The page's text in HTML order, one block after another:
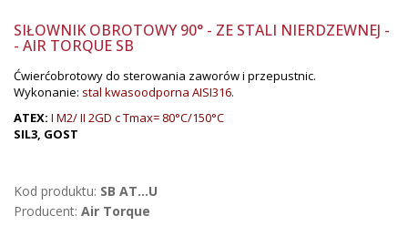
SIŁOWNIK OBROTOWY 90° - ZE STALI NIERDZEWNEJ -
- AIR TORQUE SB
Ćwierćobrotowy do sterowania zaworów i przepustnic.
Wykonanie: stal kwasoodporna AISI316.
ATEX: I M2/ II 2GD c Tmax= 80°C/150°C
SIL3, GOST
Kod produktu: SB AT...U
Producent: Air Torque